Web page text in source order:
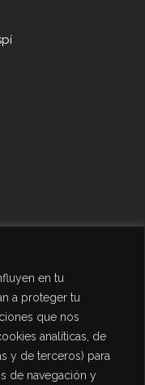
en tu
a proteger tu
que nos
analíticas, de
y de terceros) para
de navegación y